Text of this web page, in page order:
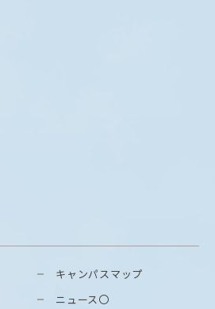
キャンパスマップ
ニュース〇